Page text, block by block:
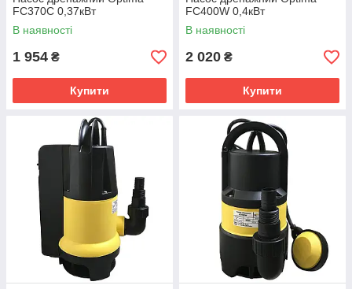
FC370C 0,37кВт
В наявності
1 954 ₴
Купити
FC400W 0,4кВт
В наявності
2 020 ₴
Купити